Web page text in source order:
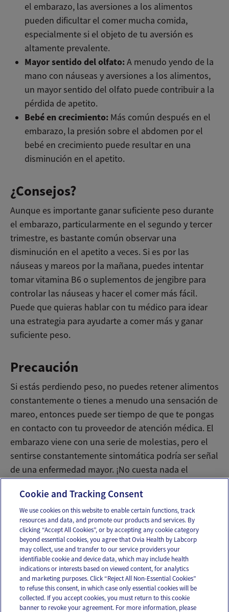
el embarazo, las aversiones a los alimentos
pueden dificultar el comer mucha comida,
especialmente si el objeto de tu aversión es
altamente prevalente.
Mayor sentido del olfato: A menudo yendo de la
mano con náuseas y aversiones a los alimentos,
un mayor sentido del olfato puede contribuir a la
pérdida de apetito.
Bebé en crecimiento: Más común después en el
embarazo, la presión sobre el abdomen por el
bebé en crecimiento puede resultar en una
disminución en el apetito.
¿Consejos?
Aunque es importante ganar suficiente peso durante
el embarazo, particularmente en el segundo y tercer
trimestre, es bastante común observar una
disminución en el apetito a veces. Si es por las
náuseas y mareos por la mañana, puedes intentar
tomar vitamina B6 o suplementos de jengibre para
controlar las náuseas y hacer el comer más fácil.
Puede que quieras hablar con tu médico para idear
una estrategia para ayudarte a comer más y ganar
suficiente peso.
Precaución
Si estás perdiendo peso, no puedes retener alimentos
constantemente o tienes a menudo una sensación de
mareo, entonces puede ser tiempo de que te pongas
en contacto con tu proveedor de atención médica. El
embarazo viene con una serie de molestias, pero el
sentirse constantemente sintomática podría ser señal
de una enfermedad mayor. ¡No cuesta nada el
Email Text
OUR APPS
Cookie and Tracking Consent
We use cookies on this website to enable certain functions, track
resources and data, and promote our products and services. By
clicking “Accept All Cookies”, or by accepting any cookie category
beyond essential cookies, you agree that Ovia Health by Labcorp
may collect, use and transfer to our service providers your
identifiable cookie and device data, which may include health
indications or interests based on viewed content, for analytics
and marketing purposes. Click “Reject All Non-Essential Cookies”
to refuse this consent, in which case only essential cookies will be
collected. If you accept cookies, you must return to this cookie
banner to revoke your agreement. For more information, please